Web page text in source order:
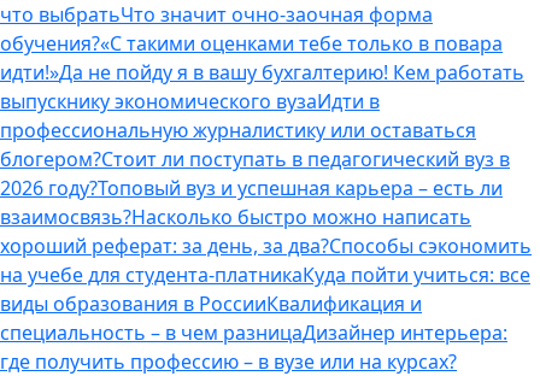
что выбратьЧто значит очно-заочная форма
обучения?«С такими оценками тебе только в повара
идти!»Да не пойду я в вашу бухгалтерию! Кем работать
выпускнику экономического вузаИдти в
профессиональную журналистику или оставаться
блогером?Стоит ли поступать в педагогический вуз в
2026 году?Топовый вуз и успешная карьера – есть ли
взаимосвязь?Насколько быстро можно написать
хороший реферат: за день, за два?Способы сэкономить
на учебе для студента-платникаКуда пойти учиться: все
виды образования в РоссииКвалификация и
специальность – в чем разницаДизайнер интерьера:
где получить профессию – в вузе или на курсах?